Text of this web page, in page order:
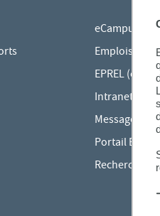
eCampus
Emplois du
EPREL
Intranet des
Messagerie
Portail Bu
Rechercher